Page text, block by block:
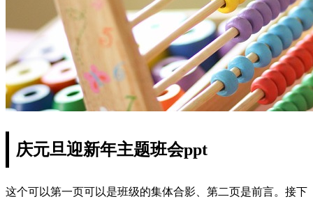
庆元旦迎新年主题班会ppt
这个可以第一页可以是班级的集体合影、第二页是前言。接下